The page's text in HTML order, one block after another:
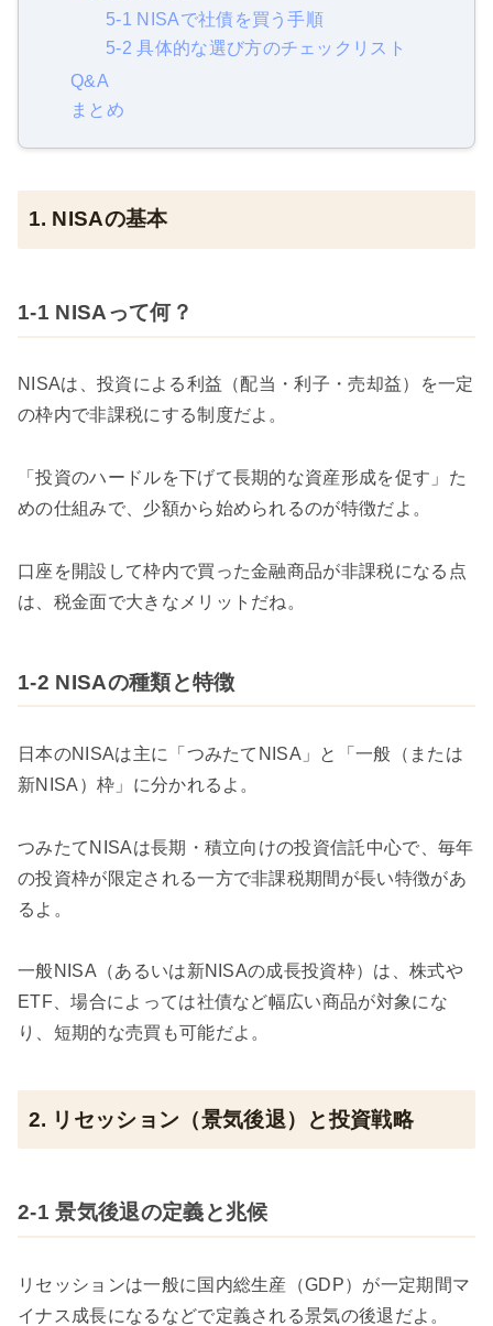
5-1 NISAで社債を買う手順
5-2 具体的な選び方のチェックリスト
Q&A
まとめ
1. NISAの基本
1-1 NISAって何？
NISAは、投資による利益（配当・利子・売却益）を一定
の枠内で非課税にする制度だよ。
「投資のハードルを下げて長期的な資産形成を促す」た
めの仕組みで、少額から始められるのが特徴だよ。
口座を開設して枠内で買った金融商品が非課税になる点
は、税金面で大きなメリットだね。
1-2 NISAの種類と特徴
日本のNISAは主に「つみたてNISA」と「一般（または
新NISA）枠」に分かれるよ。
つみたてNISAは長期・積立向けの投資信託中心で、毎年
の投資枠が限定される一方で非課税期間が長い特徴があ
るよ。
一般NISA（あるいは新NISAの成長投資枠）は、株式や
ETF、場合によっては社債など幅広い商品が対象にな
り、短期的な売買も可能だよ。
2. リセッション（景気後退）と投資戦略
2-1 景気後退の定義と兆候
リセッションは一般に国内総生産（GDP）が一定期間マ
イナス成長になるなどで定義される景気の後退だよ。